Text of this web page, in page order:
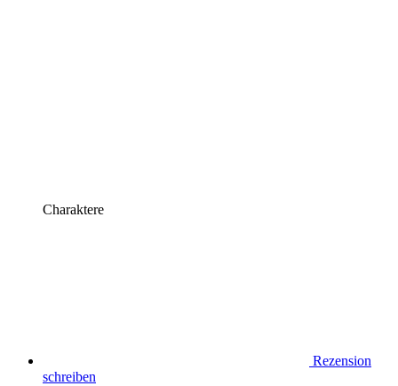
Charaktere
Rezension
schreiben